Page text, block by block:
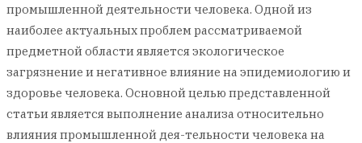
промышленной деятельности человека. Одной из
наиболее актуальных проблем рассматриваемой
предметной области является экологическое
загрязнение и негативное влияние на эпидемиологию и
здоровье человека. Основной целью представленной
статьи является выполнение анализа относительно
влияния промышленной дея-тельности человека на